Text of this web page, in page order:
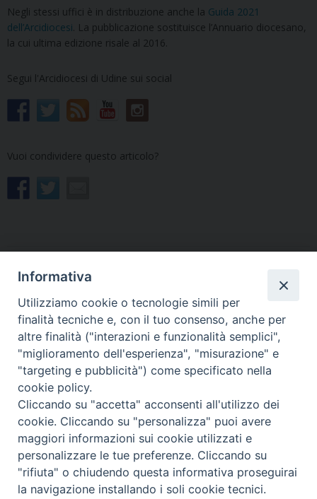
Negli stessi uffici è in distribuzione anche la Guida 2021
dell’Arcidiocesi . La pubblicazione sostituisce l’Annuario diocesano,
la cui ultima edizione risale al 2016.
Segui l'Arcidiocesi di Udine sui social
Vuoi condividere questo articolo?
La Vita Cattolica, l’inserto
di gennaio è dedicato ai
protagonisti della Pastorale
giovanile
Sabato 29 gennaio gli
insegnanti di religione
cattolica incontreranno
l’Arcivescovo
Copyright © Arcidiocesi di Udine 2018
Piazza Patriarcato, 1 - 33100 Udine (UD) Tel. 0432.414.511 - Fax
0432.511.838 C.F. 80013900305
Informativa
Utilizziamo cookie o tecnologie simili per
finalità tecniche e, con il tuo consenso, anche per
altre finalità ("interazioni e funzionalità semplici",
"miglioramento dell'esperienza", "misurazione" e
"targeting e pubblicità") come specificato nella
cookie policy.
Cliccando su "accetta" acconsenti all'utilizzo dei
cookie. Cliccando su "personalizza" puoi avere
maggiori informazioni sui cookie utilizzati e
personalizzare le tue preferenze. Cliccando su
"rifiuta" o chiudendo questa informativa proseguirai
la navigazione installando i soli cookie tecnici.